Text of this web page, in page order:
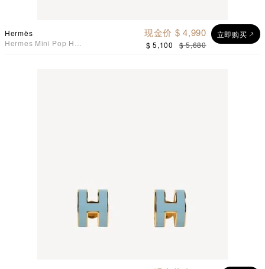
Hermès
Hermes Mini Pop H
立即购买
现金价 $ 4,990
$ 5,100 $ 5,680